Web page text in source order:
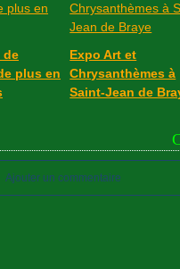
de
plus en
Expo Art et
Chrysanthèmes à
Saint-Jean de
Ajouter un commentaire